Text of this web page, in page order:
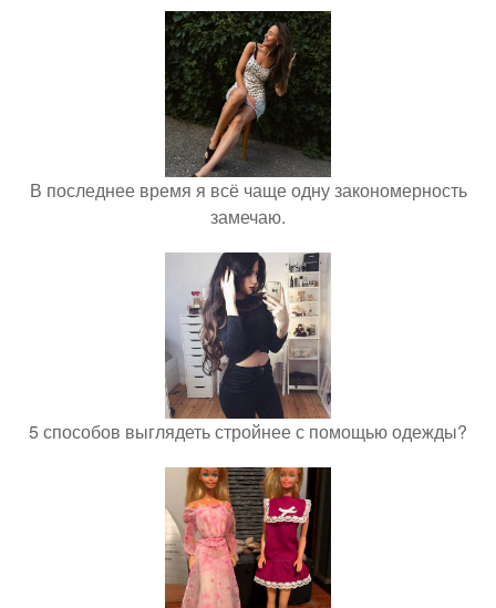
В последнее время я всё чаще одну закономерность
замечаю.
5 способов выглядеть стройнее с помощью одежды?